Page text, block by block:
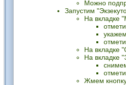
Можно
Запустим
На вкладке
На вкладке
На вкладке
Жмем